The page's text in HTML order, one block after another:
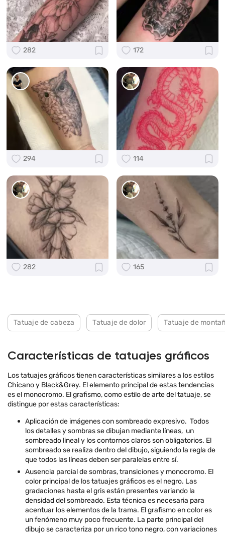
282 172
294 114
282 165
Tatuaje de cabeza Tatuaje de dolor Tatuaje de
Características de tatuajes gráficos
Los tatuajes gráficos tienen características similares a los estilos
Chicano y Black&Grey. El elemento principal de estas tendencias
es el monocromo. El grafismo, como estilo de arte del tatuaje, se
distingue por estas características:
Aplicación de imágenes con sombreado expresivo. Todos
los detalles y sombras se dibujan mediante líneas, un
sombreado lineal y los contornos claros son obligatorios. El
sombreado se realiza dentro del dibujo, siguiendo la regla de
que todos las líneas deben ser paralelas entre sí.
Ausencia parcial de sombras, transiciones y monocromo. El
color principal de los tatuajes gráficos es el negro. Las
gradaciones hasta el gris están presentes variando la
densidad del sombreado. Esta técnica es necesaria para
acentuar los elementos de la trama. El grafismo en color es
un fenómeno muy poco frecuente. La parte principal del
dibujo se caracteriza por un rico tono negro, con variaciones